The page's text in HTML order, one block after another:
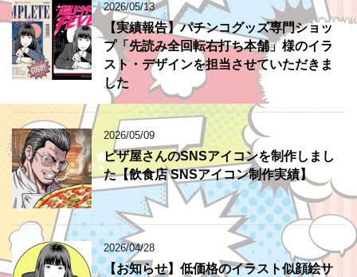
2026/05/13
【実績報告】パチンコグッズ専門ショッ
プ「先読み全回転右打ち本舗」様のイラ
スト・デザインを担当させていただきま
した
2026/05/09
ピザ屋さんのSNSアイコンを制作しまし
た【飲食店 SNSアイコン制作実績】
2026/04/28
【お知らせ】低価格のイラスト似顔絵サ